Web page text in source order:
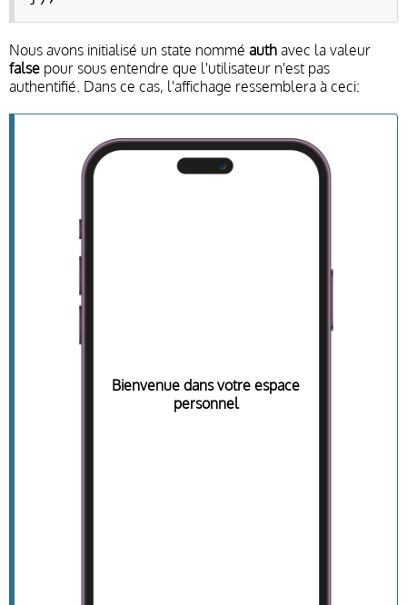
Nous avons initialisé un state nommé auth avec la valeur
false pour sous entendre que l'utilisateur n'est pas
authentifié. Dans ce cas, l'affichage ressemblera à ceci:
Bienvenue dans votre espace
personnel